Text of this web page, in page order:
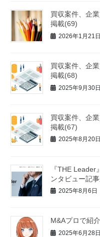
買収案件、企
掲載(69)
2026年1月21日
買収案件、企
掲載(68)
2025年9月30日
買収案件、企
掲載(67)
2025年8月20日
『THE Leader
ンタビュー記
2025年8月6日
M&Aプロで紹
2025年6月28日